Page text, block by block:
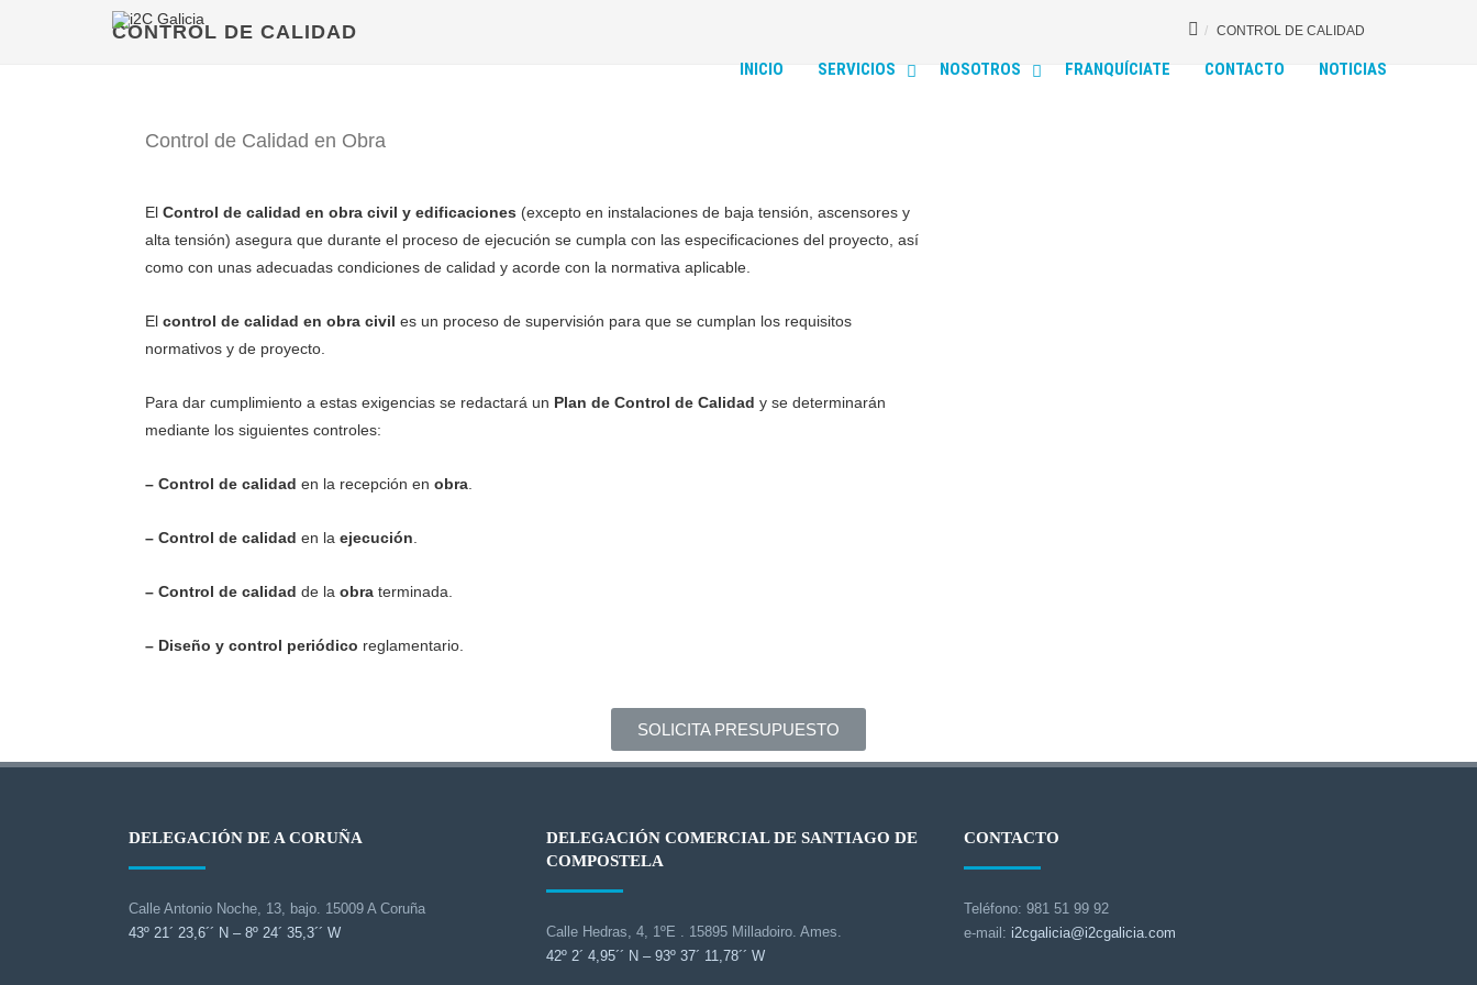
INICIO SERVICIOS NOSOTROS FRANQUÍCIATE CONTACTO NOTICIAS
CONTROL DE CALIDAD CONTROL DE CALIDAD
Control de Calidad en Obra
El Control de calidad en obra civil y edificaciones (excepto en instalaciones de baja tensión, ascensores y
alta tensión) asegura que durante el proceso de ejecución se cumpla con las especificaciones del proyecto, así
como con unas adecuadas condiciones de calidad y acorde con la normativa aplicable.
El control de calidad en obra civil es un proceso de supervisión para que se cumplan los requisitos
normativos y de proyecto.
Para dar cumplimiento a estas exigencias se redactará un Plan de Control de Calidad y se determinarán
mediante los siguientes controles:
– Control de calidad en la recepción en obra
– Control de calidad en la ejecución
– Control de calidad de la obra terminada.
– Diseño y control periódico reglamentario.
SOLICITA PRESUPUESTO
DELEGACIÓN DE A CORUÑA
Calle Antonio Noche, 13, bajo. 15009 A Coruña
43º 21´ 23,6´´ N – 8º 24´ 35,3´´ W
DELEGACIÓN COMERCIAL DE SANTIAGO DE
COMPOSTELA
Calle Hedras, 4, 1ºE . 15895 Milladoiro. Ames.
42º 2´ 4,95´´ N – 93º 37´ 11,78´´ W
CONTACTO
Teléfono: 981 51 99 92
e-mail: i2cgalicia@i2cgalicia.com